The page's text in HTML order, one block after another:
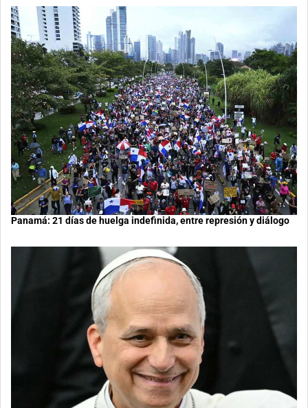
Panamá: 21 días de huelga indefinida, entre represión y diálogo